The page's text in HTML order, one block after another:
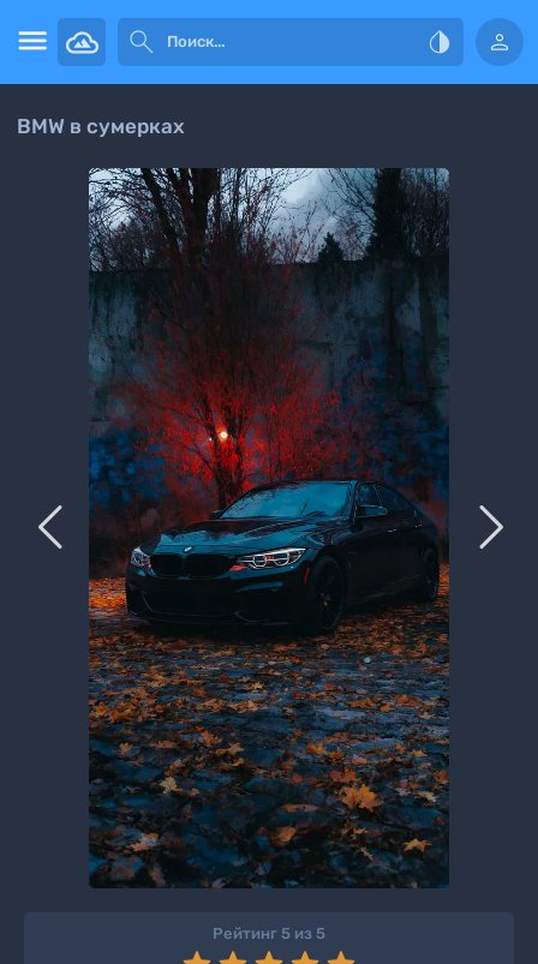
   
BMW в сумерках
 
Рейтинг 5 из 5